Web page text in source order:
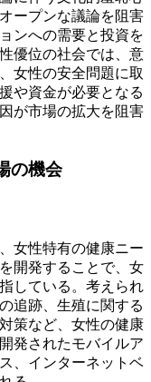
ープンな議論を阻害
ンへの需要と投資を
優位の社会では、意
女性の安全問題に取
や資金が必要となる
が市場の拡大を阻害
の機会
女性特有の健康ニー
開発することで、女
している。考えられ
追跡、生殖に関する
策など、女性の健康
発されたモバイルア
、インターネットベ